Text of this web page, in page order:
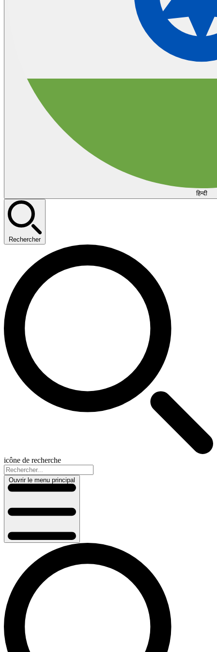
हिन्दी
Rechercher
icône de recherche
Ouvrir le menu principal